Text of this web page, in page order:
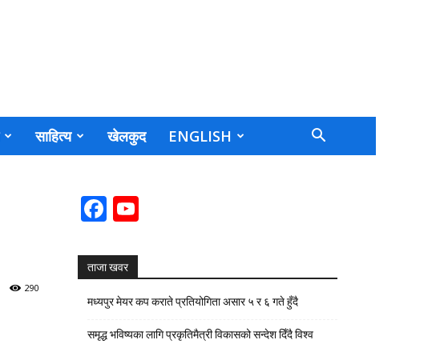
साहित्य खेलकुद ENGLISH
290
Facebook
ताजा खवर
मध्यपुर मेयर कप कराते प्रतियोगिता असार ५ र ६ गते हुँदै
समृद्ध भविष्यका लागि प्रकृतिमैत्री विकासको सन्देश दिँदै विश्व